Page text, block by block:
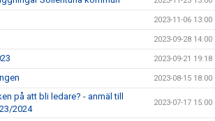
2023-11-06 13:00
2023-09-28 14:00
2023-09-21 19:18
2023-08-15 18:00
på att bli ledare? - anmäl till
2024
2023-07-17 15:00